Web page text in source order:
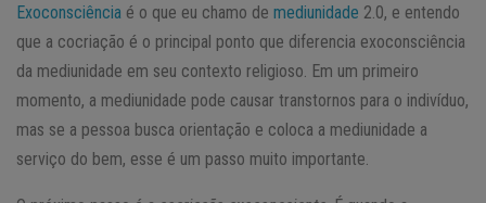
Exoconsciência é o que eu chamo de mediunidade 2.0, e entendo
que a cocriação é o principal ponto que diferencia exoconsciência
da mediunidade em seu contexto religioso. Em um primeiro
momento, a mediunidade pode causar transtornos para o indivíduo,
mas se a pessoa busca orientação e coloca a mediunidade a
serviço do bem, esse é um passo muito importante.